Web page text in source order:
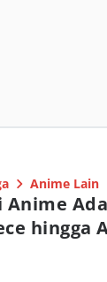
Anime Lain
Anime
hingga